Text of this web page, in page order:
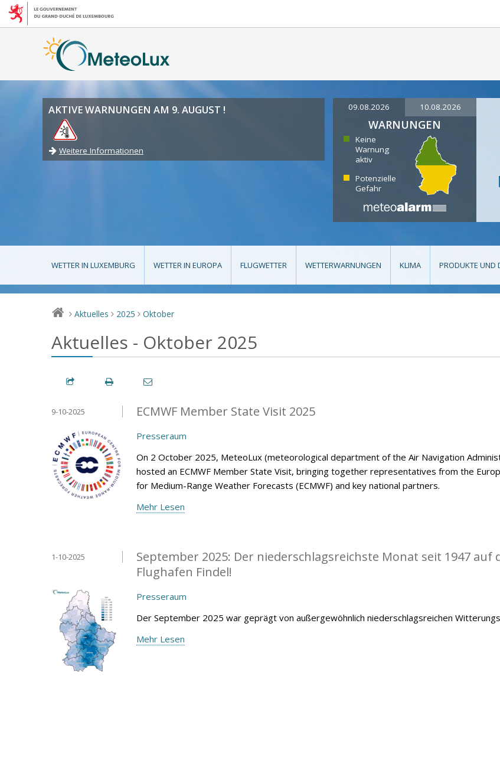
AKTIVE WARNUNGEN AM 9. AUGUST !
Weitere Informationen
09.08.2026 10.08.2026
WARNUNGEN
Keine
Warnung
aktiv
Potenzielle
Gefahr
WETTER IN LUXEMBURG WETTER IN EUROPA FLUGWETTER WETTERWARNUNGEN KLIMA PRODUKTE UND
> Aktuelles > 2025 > Oktober
Aktuelles - Oktober 2025
ECMWF Member State Visit 2025
9-10-2025
Presseraum
On 2 October 2025, MeteoLux (meteorological department of the Air Navigation
hosted an ECMWF Member State Visit, bringing together representatives from the
for Medium-Range Weather Forecasts (ECMWF) and key national partners.
Mehr Lesen
September 2025: Der niederschlagsreichste Monat seit 1947 auf
Flughafen Findel!
1-10-2025
Presseraum
Der September 2025 war geprägt von außergewöhnlich niederschlagsreichen
Mehr Lesen